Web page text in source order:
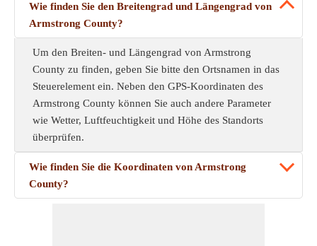
Wie finden Sie den Breitengrad und Längengrad von
Armstrong County?
Um den Breiten- und Längengrad von Armstrong
County zu finden, geben Sie bitte den Ortsnamen in das
Steuerelement ein. Neben den GPS-Koordinaten des
Armstrong County können Sie auch andere Parameter
wie Wetter, Luftfeuchtigkeit und Höhe des Standorts
überprüfen.
Wie finden Sie die Koordinaten von Armstrong
County?